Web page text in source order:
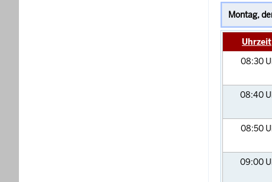
Uhrzeit
08:30
08:40
08:50
09:00